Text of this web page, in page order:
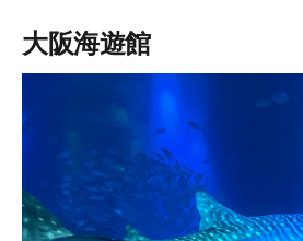
大阪海遊館